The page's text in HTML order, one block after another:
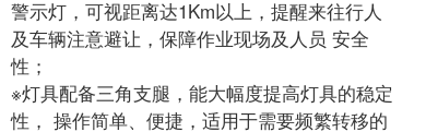
警示灯，可视距离达1Km以上，提醒来往行人
及车辆注意避让，保障作业现场及人员 安全
性；
※灯具配备三角支腿，能大幅度提高灯具的稳定
性， 操作简单、便捷，适用于需要频繁转移的